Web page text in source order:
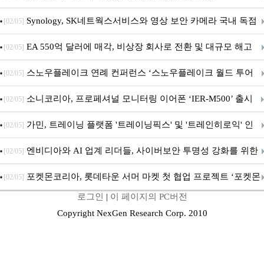
[02/05] Synology, SK네트웍스서비스와 영상 보안 카메라 국내 독점
판매 파트너십 체결
[02/05] EA 550억 달러에 매각, 비상장 회사로 전환 및 대규모 해고
전망
[02/05] 스노우플레이크 연례 컨퍼런스 ‘스노우플레이크 월드 투어
서울’ 개최
[02/05] 소니코리아, 프로페셔널 모니터링 이어폰 ‘IER-M500’ 출시
[02/05] 가민, 트레이닝 플랫폼 '트레이닝픽스' 및 '트레인히로익' 인
수로 선수와 코치에 맞춤형 훈련 지원 확대
[02/05] 엔비디아와 AI 업계 리더들, 사이버보안 투명성 강화를 위한
SAFE 가이드라인 제안
[02/05] 포켓몬코리아, 롯데타운 서머 마켓 첫 협업 프로젝트 ‘포켓몬
로그인 | 이 페이지의 PC버전
Copyright NexGen Research Corp. 2010